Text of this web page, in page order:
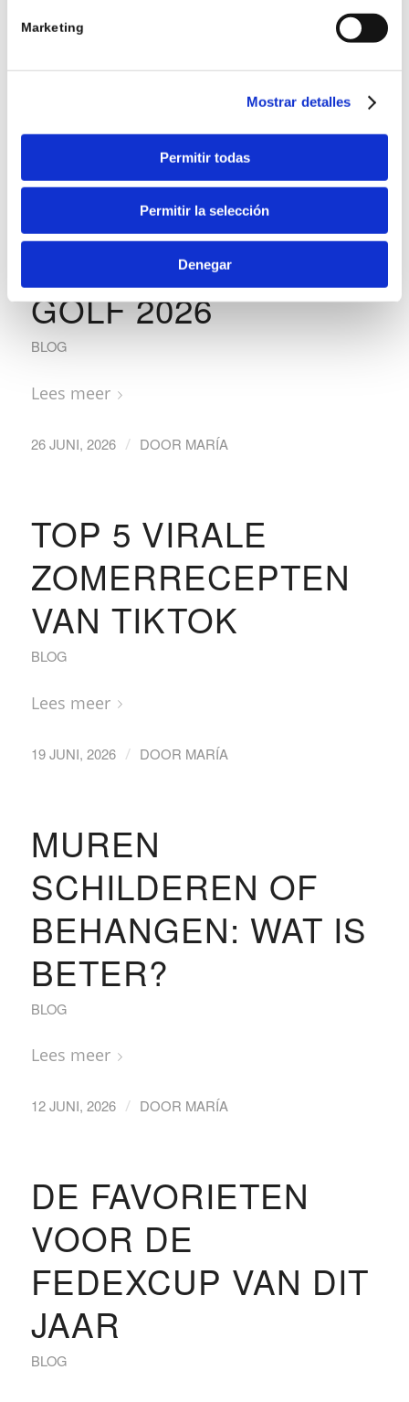
Marketing
Mostrar detalles
Permitir todas
Permitir la selección
Denegar
Lees meer
WAT TE KOPEN
TIJDENS DE
UITVERKOOP VAN
GOLF 2026
BLOG
Lees meer
26 JUNI, 2026 / DOOR MARÍA
TOP 5 VIRALE
ZOMERRECEPTEN
VAN TIKTOK
BLOG
Lees meer
19 JUNI, 2026 / DOOR MARÍA
MUREN
SCHILDEREN OF
BEHANGEN: WAT IS
BETER?
BLOG
Lees meer
12 JUNI, 2026 / DOOR MARÍA
DE FAVORIETEN
VOOR DE
FEDEXCUP VAN DIT
JAAR
BLOG